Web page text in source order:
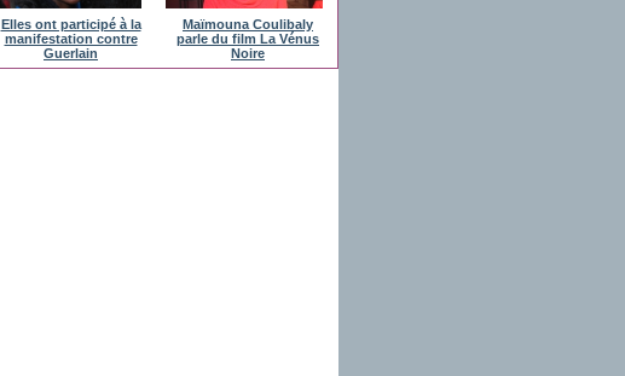
Elles ont participé à la
manifestation contre
Guerlain
Maïmouna Coulibaly
parle du film La Vénus
Noire